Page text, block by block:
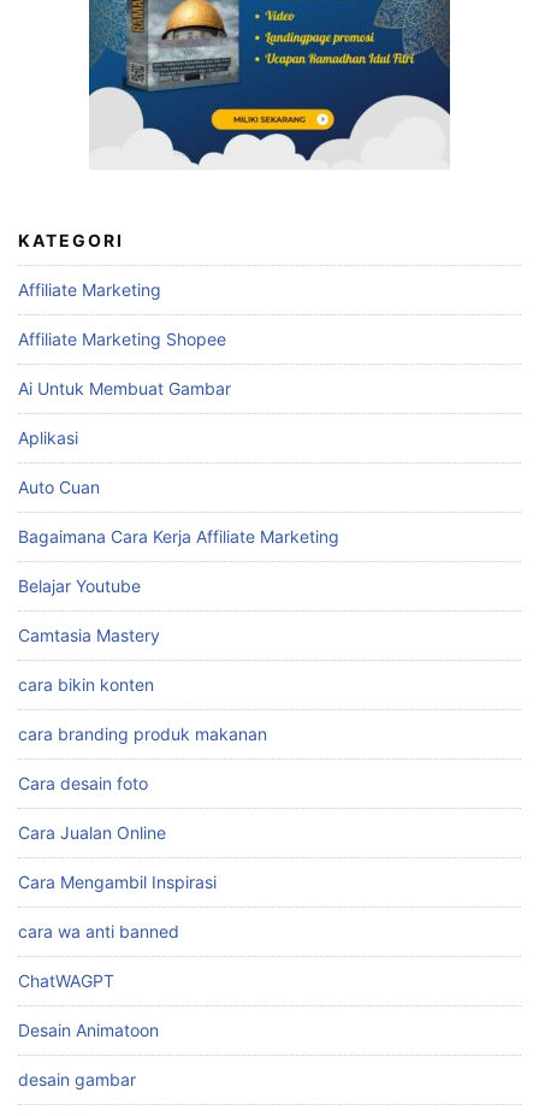
KATEGORI
Affiliate Marketing
Affiliate Marketing Shopee
Ai Untuk Membuat Gambar
Aplikasi
Auto Cuan
Bagaimana Cara Kerja Affiliate Marketing
Belajar Youtube
Camtasia Mastery
cara bikin konten
cara branding produk makanan
Cara desain foto
Cara Jualan Online
Cara Mengambil Inspirasi
cara wa anti banned
ChatWAGPT
Desain Animatoon
desain gambar